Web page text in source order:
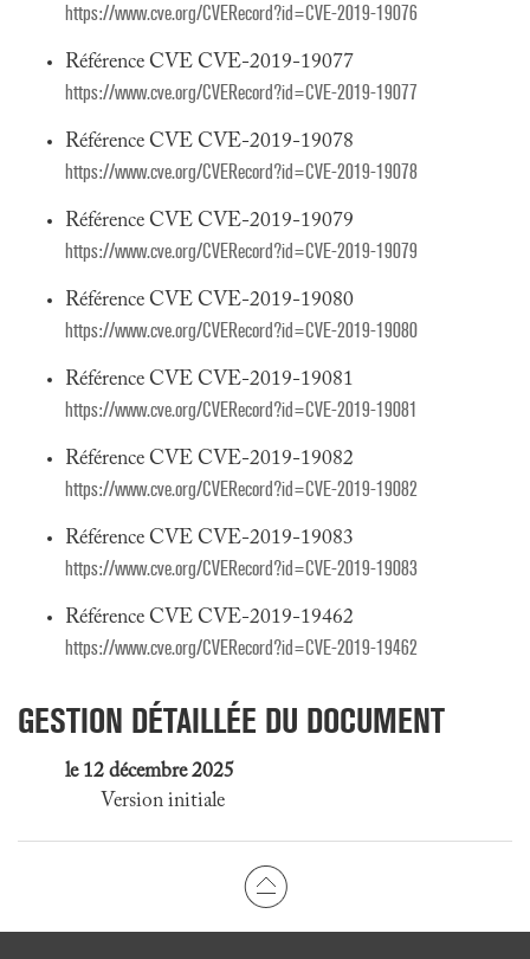
https://www.cve.org/CVERecord?id=CVE-2019-19076
Référence CVE CVE-2019-19077
https://www.cve.org/CVERecord?id=CVE-2019-19077
Référence CVE CVE-2019-19078
https://www.cve.org/CVERecord?id=CVE-2019-19078
Référence CVE CVE-2019-19079
https://www.cve.org/CVERecord?id=CVE-2019-19079
Référence CVE CVE-2019-19080
https://www.cve.org/CVERecord?id=CVE-2019-19080
Référence CVE CVE-2019-19081
https://www.cve.org/CVERecord?id=CVE-2019-19081
Référence CVE CVE-2019-19082
https://www.cve.org/CVERecord?id=CVE-2019-19082
Référence CVE CVE-2019-19083
https://www.cve.org/CVERecord?id=CVE-2019-19083
Référence CVE CVE-2019-19462
https://www.cve.org/CVERecord?id=CVE-2019-19462
GESTION DÉTAILLÉE DU DOCUMENT
le 12 décembre 2025
Version initiale